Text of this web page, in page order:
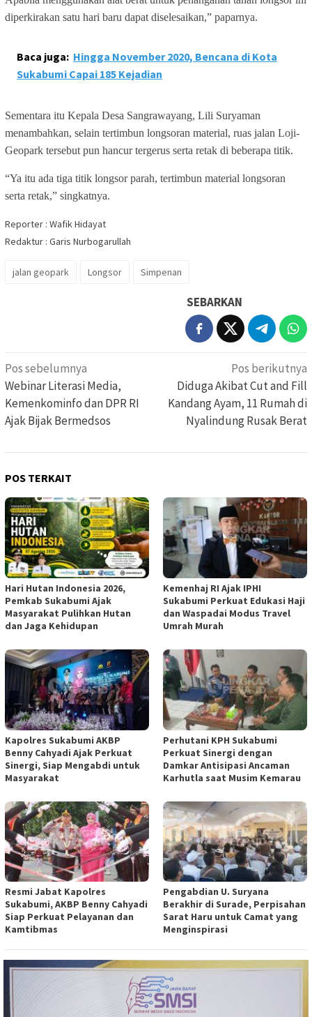
diperkirakan satu hari baru dapat diselesaikan,” paparnya.
Baca juga: Hingga November 2020, Bencana di Kota
Sukabumi Capai 185 Kejadian
Sementara itu Kepala Desa Sangrawayang, Lili Suryaman
menambahkan, selain tertimbun longsoran material, ruas jalan Loji-
Geopark tersebut pun hancur tergerus serta retak di beberapa titik.
“Ya itu ada tiga titik longsor parah, tertimbun material longsoran
serta retak,” singkatnya.
Reporter : Wafik Hidayat
Redaktur : Garis Nurbogarullah
jalan geopark Longsor Simpenan
SEBARKAN
Navigasi
pos
Pos sebelumnya
Webinar Literasi Media,
Kemenkominfo dan DPR RI
Ajak Bijak Bermedsos
Pos berikutnya
Diduga Akibat Cut and Fill
Kandang Ayam, 11 Rumah di
Nyalindung Rusak Berat
POS TERKAIT
Hari Hutan Indonesia 2026,
Pemkab Sukabumi Ajak
Masyarakat Pulihkan Hutan
dan Jaga Kehidupan
Kemenhaj RI Ajak IPHI
Sukabumi Perkuat Edukasi Haji
dan Waspadai Modus Travel
Umrah Murah
Kapolres Sukabumi AKBP
Benny Cahyadi Ajak Perkuat
Sinergi, Siap Mengabdi untuk
Masyarakat
Perhutani KPH Sukabumi
Perkuat Sinergi dengan
Damkar Antisipasi Ancaman
Karhutla saat Musim Kemarau
Resmi Jabat Kapolres
Sukabumi, AKBP Benny Cahyadi
Siap Perkuat Pelayanan dan
Kamtibmas
Pengabdian U. Suryana
Berakhir di Surade, Perpisahan
Sarat Haru untuk Camat yang
Menginspirasi